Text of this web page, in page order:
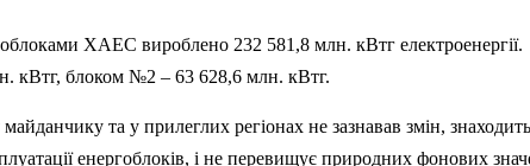
ХАЕС вироблено 232 581,8 млн. кВтг електроенергії.
кВтг, блоком №2 – 63 628,6 млн. кВтг.
та у прилеглих регіонах не зазнавав змін,
енергоблоків, і не перевищує природних фонових